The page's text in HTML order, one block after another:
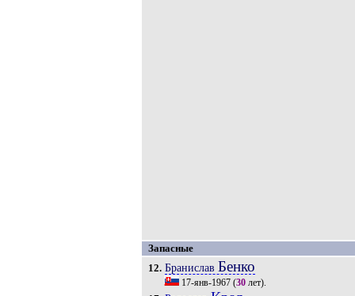
Запасные
12. Бранислав Бенко
17-янв-1967(30лет).